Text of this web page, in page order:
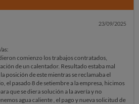
23/09/2025
comienzo los trabajos contratados,
de un calentador. Resultado estaba mal
posición de este mientras se reclamaba el
el pasado 8 de setiembre a la empresa, hicimos
que se diera solución a la avería y no
agua caliente , el pago y nueva solicitud de